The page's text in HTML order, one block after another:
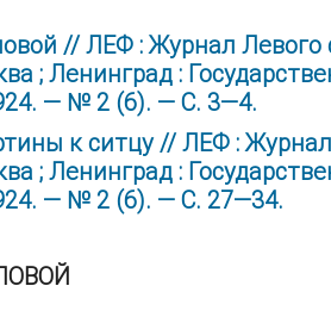
// ЛЕФ : Журнал Левого
; Ленинград :
— № 2 (6). — С. 3—4.
к ситцу // ЛЕФ :
; Ленинград :
— № 2 (6). — С. 27—34.